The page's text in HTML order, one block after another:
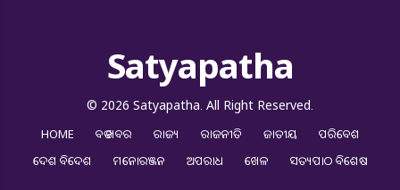
Satyapatha
© 2026 Satyapatha. All Right Reserved.
HOME ବଡ ଖବର ରାଜ୍ୟ ରାଜନୀତି ଜାତୀୟ
ପରିବେଶ
ଦେଶ ବିଦେଶ
ମନୋରଞ୍ଜନ ଅପରାଧ ଖେଳ ସତ୍ୟପାଠ ବିଶେଷ